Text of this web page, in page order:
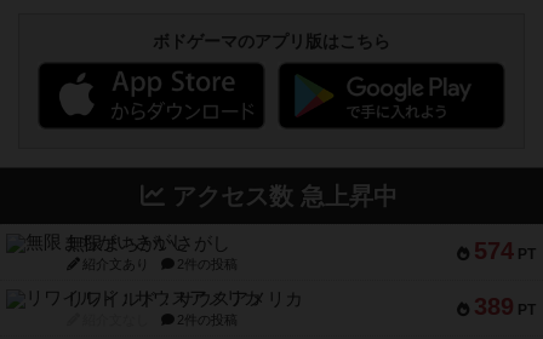
ボドゲーマのアプリ版はこちら
アクセス数 急上昇中
574 PT
無限まちがいさがし
紹介文あり 2件の投稿
389 PT
リワイルド：サウスアメリカ
2件の投稿